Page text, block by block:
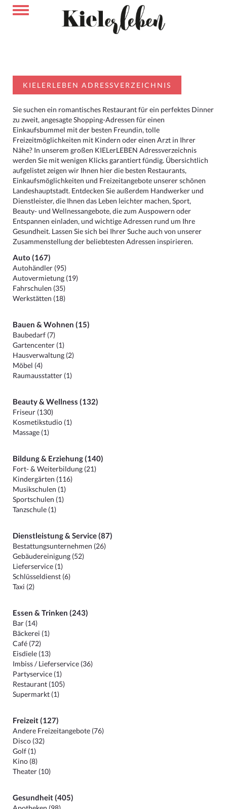
KIELERLEBEN ADRESSVERZEICHNIS
Sie suchen ein romantisches Restaurant für ein perfektes Dinner
zu zweit, angesagte Shopping-Adressen für einen
Einkaufsbummel mit der besten Freundin, tolle
Freizeitmöglichkeiten mit Kindern oder einen Arzt in Ihrer
Nähe? In unserem großen KIELerLEBEN Adressverzeichnis
werden Sie mit wenigen Klicks garantiert fündig. Übersichtlich
aufgelistet zeigen wir Ihnen hier die besten Restaurants,
Einkaufsmöglichkeiten und Freizeitangebote unserer schönen
Landeshauptstadt. Entdecken Sie außerdem Handwerker und
Dienstleister, die Ihnen das Leben leichter machen, Sport,
Beauty- und Wellnessangebote, die zum Auspowern oder
Entspannen einladen, und wichtige Adressen rund um Ihre
Gesundheit. Lassen Sie sich bei Ihrer Suche auch von unserer
Zusammenstellung der beliebtesten Adressen inspirieren.
Auto (167)
Autohändler (95)
Autovermietung (19)
Fahrschulen (35)
Werkstätten (18)
Bauen & Wohnen (15)
Baubedarf (7)
Gartencenter (1)
Hausverwaltung (2)
Möbel (4)
Raumausstatter (1)
Beauty & Wellness (132)
Friseur (130)
Kosmetikstudio (1)
Massage (1)
Bildung & Erziehung (140)
Fort- & Weiterbildung (21)
Kindergärten (116)
Musikschulen (1)
Sportschulen (1)
Tanzschule (1)
Dienstleistung & Service (87)
Bestattungsunternehmen (26)
Gebäudereinigung (52)
Lieferservice (1)
Schlüsseldienst (6)
Taxi (2)
Essen & Trinken (243)
Bar (14)
Bäckerei (1)
Café (72)
Eisdiele (13)
Imbiss / Lieferservice (36)
Partyservice (1)
Restaurant (105)
Supermarkt (1)
Freizeit (127)
Andere Freizeitangebote (76)
Disco (32)
Golf (1)
Kino (8)
Theater (10)
Gesundheit (405)